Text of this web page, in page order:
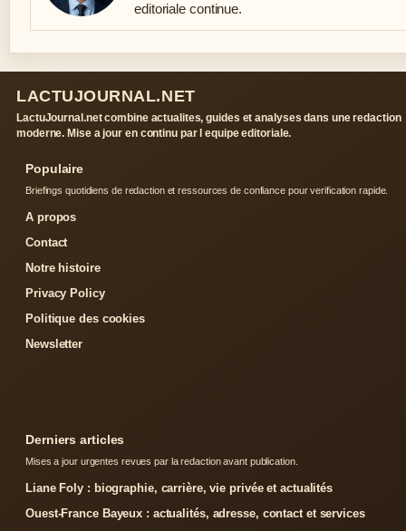
editoriale continue.
LACTUJOURNAL.NET
LactuJournal.net combine actualites, guides et analyses dans une redaction
moderne. Mise a jour en continu par l equipe editoriale.
Populaire
Briefings quotidiens de redaction et ressources de confiance pour verification rapide.
A propos
Contact
Notre histoire
Privacy Policy
Politique des cookies
Newsletter
Derniers articles
Mises a jour urgentes revues par la redaction avant publication.
Liane Foly : biographie, carrière, vie privée et actualités
Ouest-France Bayeux : actualités, adresse, contact et services